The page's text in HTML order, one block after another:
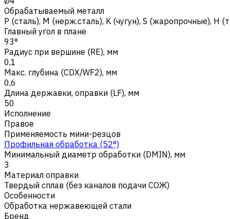
Обрабатываемый металл
Р (сталь), M (нерж.сталь), K (чугун), S (жаропрочные), H
Главный угол в плане
93°
Радиус при вершине (RE), мм
0,1
Макс. глубина (CDX/WF2), мм
0,6
Длина державки, оправки (LF), мм
50
Исполнение
Правое
Применяемость мини-резцов
Профильная обработка (52°)
Минимальный диаметр обработки (DMIN), мм
3
Материал оправки
Твердый сплав (без каналов подачи СОЖ)
Особенности
Обработка нержавеющей стали
Бренд